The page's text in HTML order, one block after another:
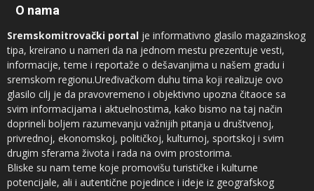
O nama
Sremskomitrovački portal je informativno glasilo magazinskog
tipa, kreirano u nameri da na jednom mestu prezentuje vesti,
informacije, teme i reportaže o dešavanjima u našem gradu i
sremskom regionu.Uređivačkom duhu tima koji realizuje ovo
glasilo cilj je da pravovremeno i objektivno upozna čitaoce sa
svim informacijama i aktuelnostima, kako bismo na taj način
doprineli boljem razumevanju važnijih pitanja u društvenoj,
privrednoj, ekonomskoj, političkoj, kulturnoj, sportskoj i svim
drugim sferama života i rada na ovim prostorima.
Bliske su nam teme koje promovišu turističke i kulturne
potencijale, ali i autentične pojedince i ideje iz geografskog